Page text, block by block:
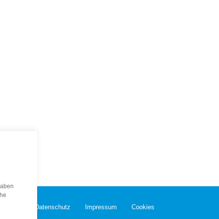
Datenschutz Impressum Cookies